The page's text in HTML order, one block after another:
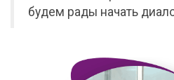
будем рады начать